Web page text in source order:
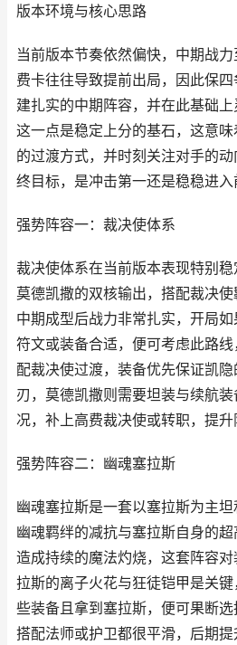
版本环境与核心思路
当前版本节奏依然偏快，中期战
费卡往往导致提前出局，因此保
建扎实的中期阵容，并在此基础
这一点是稳定上分的基石，这意
的过渡方式，并时刻关注对手的
终目标，是冲击第一还是稳稳进入
强势阵容一：裁决使体系
裁决使体系在当前版本表现特别
莫德凯撒的双核输出，搭配裁决使
中期成型后战力非常扎实，开局
符文或装备合适，便可考虑此路
配裁决使过渡，装备优先保证凯
刃，莫德凯撒则需要坦装与续航
况，补上高费裁决使或转职，提升
强势阵容二：幽魂塞拉斯
幽魂塞拉斯是一套以塞拉斯为主
幽魂羁绊的减抗与塞拉斯自身的
造成持续的魔法灼烧，这套阵容
拉斯的离子火花与狂徒铠甲是关
些装备且拿到塞拉斯，便可果断
搭配法师或护卫都很平滑，后期